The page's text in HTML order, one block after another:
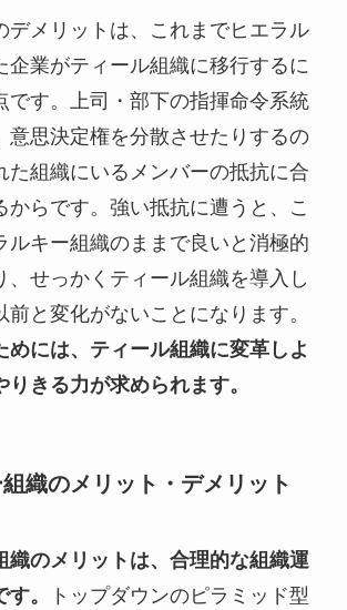
デメリットは、これまでヒエラル
企業がティール組織に移行するに
です。上司・部下の指揮命令系統
意思決定権を分散させたりするの
た組織にいるメンバーの抵抗に合
からです。強い抵抗に遭うと、こ
ルキー組織のままで良いと消極的
、せっかくティール組織を導入し
前と変化がないことになります。
めには、ティール組織に変革しよ
りきる力が求められます。
織のメリット・デメリット
織のメリットは、合理的な組織運
。
トップダウンのピラミッド型